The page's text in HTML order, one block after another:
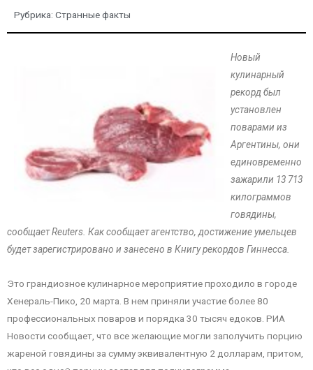
Рубрика: Странные факты
Новый
кулинарный
рекорд был
установлен
поварами из
Аргентины, они
единовременно
зажарили 13 713
килограммов
говядины,
сообщает Reuters. Как сообщает агентство, достижение умельцев
будет зарегистрировано и занесено в Книгу рекордов Гиннесса.
Это грандиозное кулинарное мероприятие проходило в городе
Хенераль-Пико, 20 марта. В нем приняли участие более 80
профессиональных поваров и порядка 30 тысяч едоков. РИА
Новости сообщает, что все желающие могли заполучить порцию
жареной говядины за сумму эквивалентную 2 долларам, притом,